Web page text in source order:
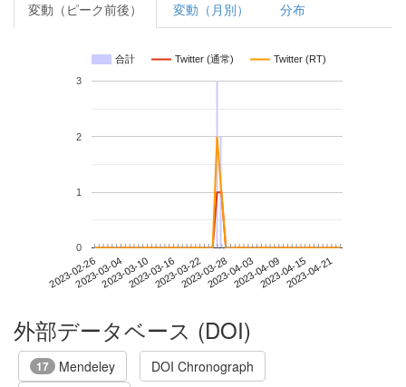
変動（ピーク前後） 変動（月別） 分布
合計 Twitter (通常) Twitter (RT)
2023-02-262023-03-042023-03-102023-03-162023-03-222023-03-282023-04-032023-04-092023-04-152023-04-21
0
1
2
3
外部データベース (DOI)
17 Mendeley
DOI Chronograph